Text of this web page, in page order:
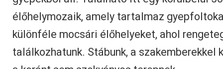
élőhelymozaik, amely tartalmaz
különféle mocsári élőhelyeket, ahol
találkozhatunk. Stábunk, a szakemberekkel